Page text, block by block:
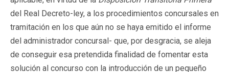
del Real Decreto-ley, a los procedimientos concursales en
tramitación en los que aún no se haya emitido el informe
del administrador concursal- que, por desgracia, se aleja
de conseguir esa pretendida finalidad de fomentar esta
solución al concurso con la introducción de un pequeño